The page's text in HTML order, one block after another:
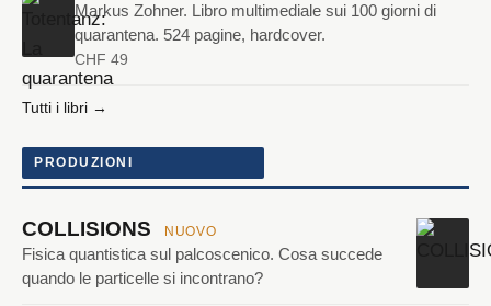
Markus Zohner. Libro multimediale sui 100 giorni di
quarantena. 524 pagine, hardcover.
CHF 49
Tutti i libri →
PRODUZIONI
COLLISIONS NUOVO
Fisica quantistica sul palcoscenico. Cosa succede
quando le particelle si incontrano?